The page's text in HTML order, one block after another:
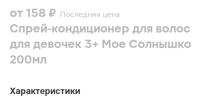
от 158 ₽ Последняя цена
Спрей-кондиционер для волос
для девочек 3+ Мое Солнышко
200мл
Характеристики